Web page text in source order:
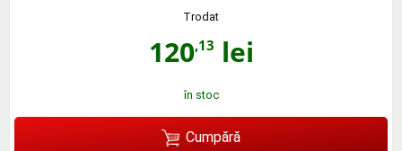
Trodat
120,13 lei
în stoc
Cumpără